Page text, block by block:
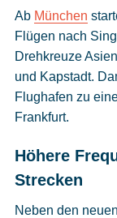
Ab München
Flügen nach
Drehkreuze
und Kapstadt.
Flughafen zu
Frankfurt.
Höhere
Strecken
Neben den